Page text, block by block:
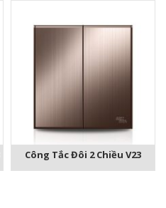
Công Tắc Đôi 2 Chiều V23